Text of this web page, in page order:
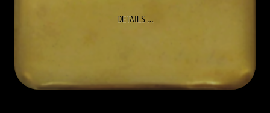
DETAILS…ZU KUNO HOYNIGG